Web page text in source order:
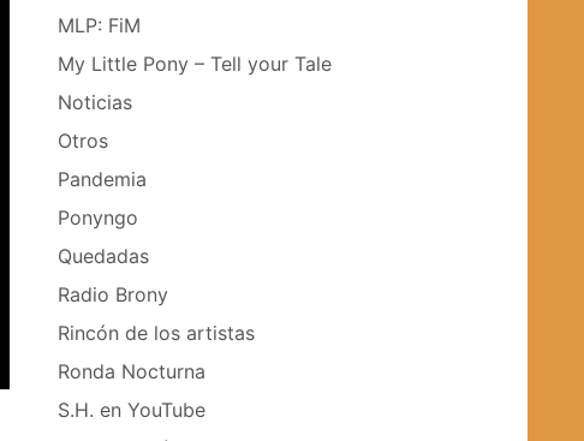
MLP: FiM
My Little Pony – Tell your Tale
Noticias
Otros
Pandemia
Ponyngo
Quedadas
Radio Brony
Rincón de los artistas
Ronda Nocturna
S.H. en YouTube